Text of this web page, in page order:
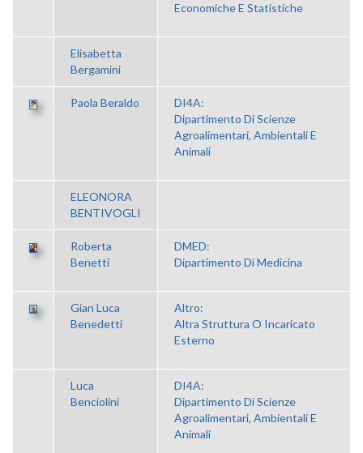
Economiche E Statistiche
Elisabetta
Bergamini
Paola Beraldo
DI4A:
Dipartimento Di Scienze
Agroalimentari, Ambientali E
Animali
ELEONORA
BENTIVOGLI
Roberta
Benetti
DMED:
Dipartimento Di Medicina
Gian Luca
Benedetti
Altro:
Altra Struttura O Incaricato
Esterno
Luca
Benciolini
DI4A:
Dipartimento Di Scienze
Agroalimentari, Ambientali E
Animali